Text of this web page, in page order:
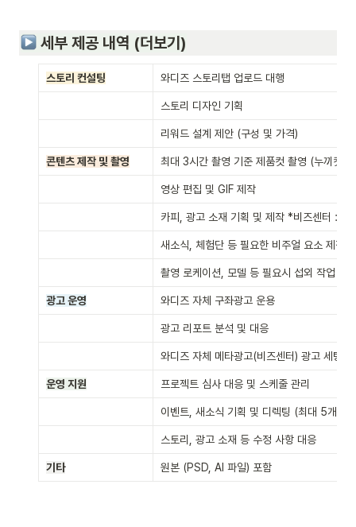
세부 제공 내역 (더보기)
스토리 컨설팅 와디즈 스토리탭 업로드 대행
스토리 디자인 기획
리워드 설계 제안 (구성 및 가격)
콘텐츠 제작 및 촬영 최대 3시간 촬영 기준 제품컷 촬영 (누끼컷,
영상 편집 및 GIF 제작
카피, 광고 소재 기획 및 제작 *비즈센터 :
새소식, 체험단 등 필요한 비주얼 요소 제작
촬영 로케이션, 모델 등 필요시 섭외 작업
광고 운영 와디즈 자체 구좌광고 운용
광고 리포트 분석 및 대응
와디즈 자체 메타광고(비즈센터) 광고 세팅
운영 지원 프로젝트 심사 대응 및 스케줄 관리
이벤트, 새소식 기획 및 디렉팅 (최대 5개)
스토리, 광고 소재 등 수정 사항 대응
기타 원본 (PSD, AI 파일) 포함